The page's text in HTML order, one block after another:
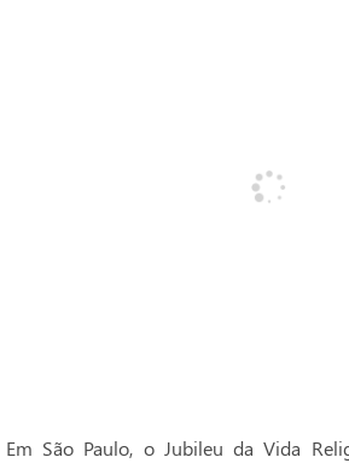
Em São Paulo, o Jubileu da Vida